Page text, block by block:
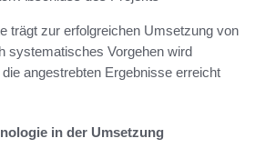
trägt zur erfolgreichen Umsetzung von
systematisches Vorgehen wird
angestrebten Ergebnisse erreicht
in der Umsetzung